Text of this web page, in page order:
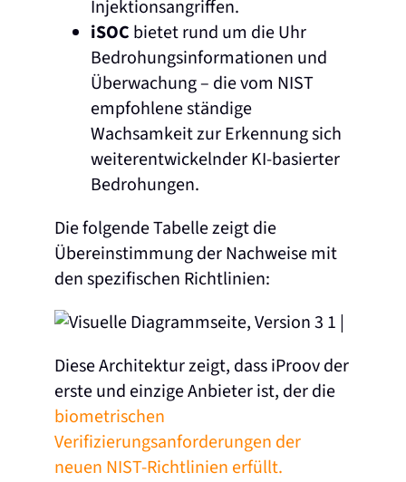
Injektionsangriffen.
iSOC bietet rund um die Uhr
Bedrohungsinformationen und
Überwachung – die vom NIST
empfohlene ständige
Wachsamkeit zur Erkennung sich
weiterentwickelnder KI-basierter
Bedrohungen.
Die folgende Tabelle zeigt die
Übereinstimmung der Nachweise mit
den spezifischen Richtlinien:
Diese Architektur zeigt, dass iProov der
erste und einzige Anbieter ist, der die
biometrischen
Verifizierungsanforderungen der
neuen NIST-Richtlinien erfüllt.